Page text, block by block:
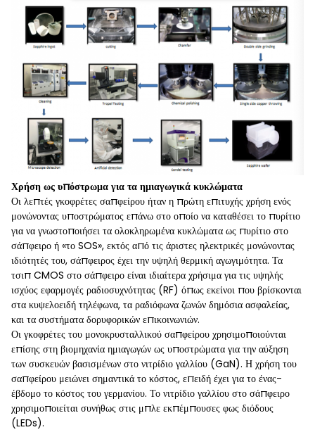
Χρήση ως υπόστρωμα για τα ημιαγωγικά κυκλώματα
Οι λεπτές γκοφρέτες σαπφείρου ήταν η πρώτη επιτυχής χρήση ενός
μονώνοντας υποστρώματος επάνω στο οποίο να καταθέσει το πυρίτιο
για να γνωστοποιήσει τα ολοκληρωμένα κυκλώματα ως πυρίτιο στο
σάπφειρο ή «το SOS», εκτός από τις άριστες ηλεκτρικές μονώνοντας
ιδιότητές του, σάπφειρος έχει την υψηλή θερμική αγωγιμότητα. Τα
τσιπ CMOS στο σάπφειρο είναι ιδιαίτερα χρήσιμα για τις υψηλής
ισχύος εφαρμογές ραδιοσυχνότητας (RF) όπως εκείνοι που βρίσκονται
στα κυψελοειδή τηλέφωνα, τα ραδιόφωνα ζωνών δημόσια ασφαλείας,
και τα συστήματα δορυφορικών επικοινωνιών.
Οι γκοφρέτες του μονοκρυσταλλικού σαπφείρου χρησιμοποιούνται
επίσης στη βιομηχανία ημιαγωγών ως υποστρώματα για την αύξηση
των συσκευών βασισμένων στο νιτρίδιο γαλλίου (GaN). Η χρήση του
σαπφείρου μειώνει σημαντικά το κόστος, επειδή έχει για το ένας-
έβδομο το κόστος του γερμανίου. Το νιτρίδιο γαλλίου στο σάπφειρο
χρησιμοποιείται συνήθως στις μπλε εκπέμπουσες φως διόδους
(LEDs).